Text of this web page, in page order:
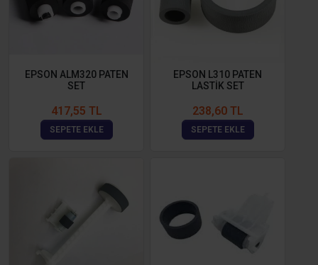
EPSON ALM320 PATEN
SET
417,55 TL
SEPETE EKLE
EPSON L310 PATEN
LASTİK SET
238,60 TL
SEPETE EKLE